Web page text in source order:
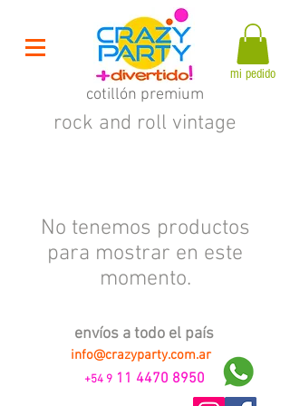
mi pedido
cotillón premium
No tenemos productos
para mostrar en este
momento.
rock and roll vintage
envíos a todo el país
info@crazyparty.com.ar
+54 9 11 4470 8950